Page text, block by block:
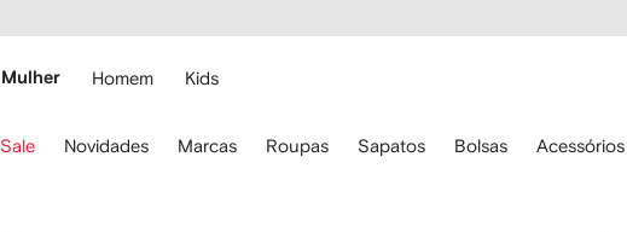
Mulher Homem Kids
Sale Novidades Marcas Roupas Sapatos Bolsas Acessórios